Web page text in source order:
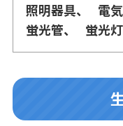
照明器具 電
蛍光管
蛍光灯